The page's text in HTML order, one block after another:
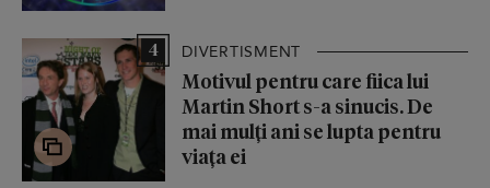
4 DIVERTISMENT
Motivul pentru care fiica lui
Martin Short s-a sinucis. De
mai mulți ani se lupta pentru
viața ei